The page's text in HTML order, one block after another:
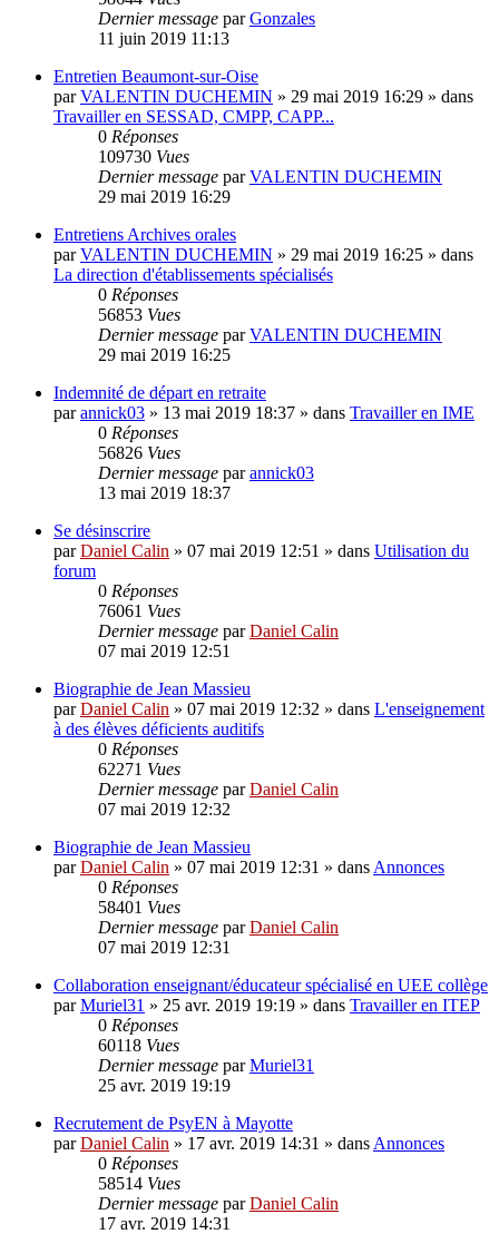
Dernier message parGonzales
11 juin 2019 11:13
Entretien Beaumont-sur-Oise
parVALENTIN DUCHEMIN » 29 mai 2019 16:29 » dans
Travailler en SESSAD, CMPP, CAPP...
0 Réponses
109730 Vues
Dernier message parVALENTIN DUCHEMIN
29 mai 2019 16:29
Entretiens Archives orales
parVALENTIN DUCHEMIN » 29 mai 2019 16:25 » dans
La direction d'établissements spécialisés
0 Réponses
56853 Vues
Dernier message parVALENTIN DUCHEMIN
29 mai 2019 16:25
Indemnité de départ en retraite
parannick03 » 13 mai 2019 18:37 » dans Travailler en IME
0 Réponses
56826 Vues
Dernier message parannick03
13 mai 2019 18:37
Se désinscrire
parDaniel Calin » 07 mai 2019 12:51 » dans Utilisation du
forum
0 Réponses
76061 Vues
Dernier message parDaniel Calin
07 mai 2019 12:51
Biographie de Jean Massieu
parDaniel Calin » 07 mai 2019 12:32 » dans L'enseignement
à des élèves déficients auditifs
0 Réponses
62271 Vues
Dernier message parDaniel Calin
07 mai 2019 12:32
Biographie de Jean Massieu
parDaniel Calin » 07 mai 2019 12:31 » dans Annonces
0 Réponses
58401 Vues
Dernier message parDaniel Calin
07 mai 2019 12:31
Collaboration enseignant/éducateur spécialisé en UEE collège
parMuriel31 » 25 avr. 2019 19:19 » dans Travailler en ITEP
0 Réponses
60118 Vues
Dernier message parMuriel31
25 avr. 2019 19:19
Recrutement de PsyEN à Mayotte
parDaniel Calin » 17 avr. 2019 14:31 » dans Annonces
0 Réponses
58514 Vues
Dernier message parDaniel Calin
17 avr. 2019 14:31